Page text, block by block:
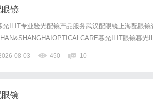
眼镜
光ILIT专业验光配镜产品服务武汉配眼镜上海配眼
暮光ILIT眼镜暮光
现于武汉与上海设有4家门店。以完整验光、正品镜
优惠，兼顾高专业度与高性价比...
08-03 450 10
眼镜